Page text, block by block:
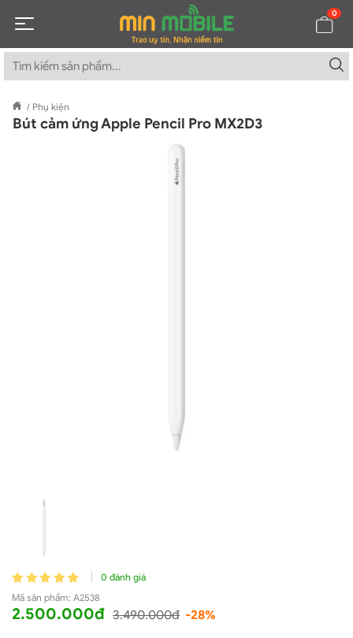
0
/ Phụ kiện
Bút cảm ứng Apple Pencil Pro MX2D3
0 đánh giá
Mã sản phẩm: A2538
2.500.000đ 3.490.000đ -28%